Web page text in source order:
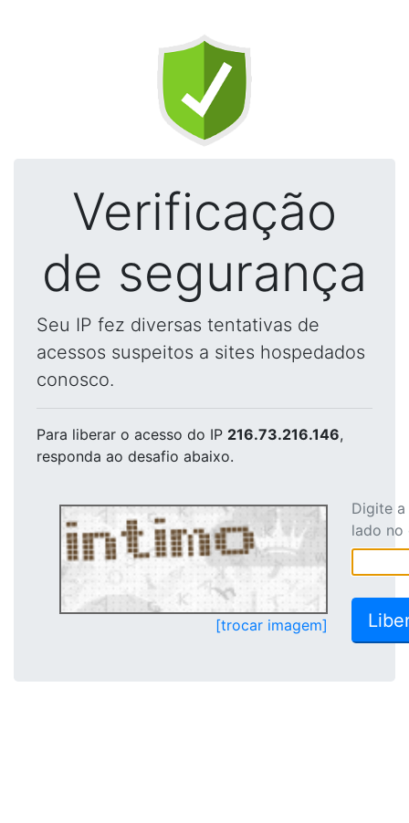
Verificação
de segurança
Seu IP fez diversas tentativas de
acessos suspeitos a sites hospedados
conosco.
Para liberar o acesso do IP 216.73.216.146,
responda ao desafio abaixo.
[trocar imagem]
Digite
lado no